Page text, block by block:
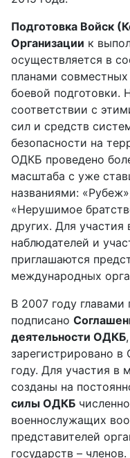
Подготовка Войск
Организации к
осуществляется в
планами
боевой подготовки.
соответствии с
сил и средств
безопасности на
ОДКБ проведено
масштаба с уже
названиями:
«Нерушимое
других. Для участия
наблюдателей и
приглашаются
международных
В 2007 году
подписано
деятельности ОДКБ
зарегистрировано
году. Для участия в
созданы на
силы ОДКБ
военнослужащих
представителей
государств –